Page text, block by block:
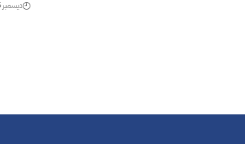
ديسمبر 5, 2025